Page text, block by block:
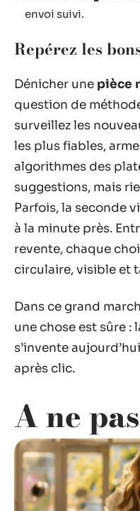
envoi suivi.
Repérez les
Dénicher une pièce
question de
surveillez les
les plus fiables,
algorithmes des
suggestions, mais
Parfois, la seconde
à la minute près.
revente, chaque
circulaire, visible et
Dans ce grand
une chose est sûre
s’invente
après clic.
A ne